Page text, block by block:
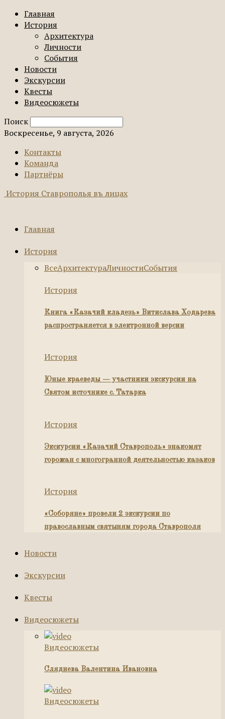
Главная
История
Архитектура
Личности
События
Новости
Экскурсии
Квесты
Видеосюжеты
Поиск
Воскресенье, 9 августа, 2026
Контакты
Команда
Партнёры
История Ставрополья въ лицах
Главная
История
ВсеАрхитектураЛичностиСобытия
История
Книга «Казачий кладезь» Витислава Ходарева
распространяется в электронной версии
История
Юные краеведы — участники экскурсии на
Святом источнике с. Татарка
История
Экскурсии «Казачий Ставрополь» знакомят
горожан с многогранной деятельностью казаков
История
«Соборяне» провели 2 экскурсии по
православным святыням города Ставрополя
Новости
Экскурсии
Квесты
Видеосюжеты
Видеосюжеты
Сляднева Валентина Ивановна
Видеосюжеты